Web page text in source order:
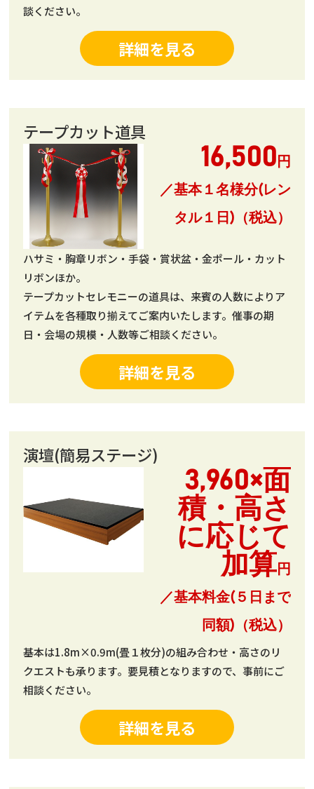
談ください。
詳細を見る
テープカット道具
16,500 円
／基本１名様分(レン
タル１日)（税込）
ハサミ・胸章リボン・手袋・賞状盆・金ポール・カット
リボンほか。
テープカットセレモニーの道具は、来賓の人数によりア
イテムを各種取り揃えてご案内いたします。催事の期
日・会場の規模・人数等ご相談ください。
詳細を見る
演壇(簡易ステージ)
3,960×面
積・高さ
に応じて
加算円
／基本料金(５日まで
同額)（税込）
基本は1.8m×0.9m(畳１枚分)の組み合わせ・高さのリ
クエストも承ります。要見積となりますので、事前にご
相談ください。
詳細を見る